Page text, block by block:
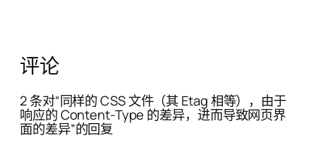
评论
2 条对“同样的 CSS 文件（其 Etag 相等），由于
响应的 Content-Type 的差异，进而导致网页界
面的差异”的回复